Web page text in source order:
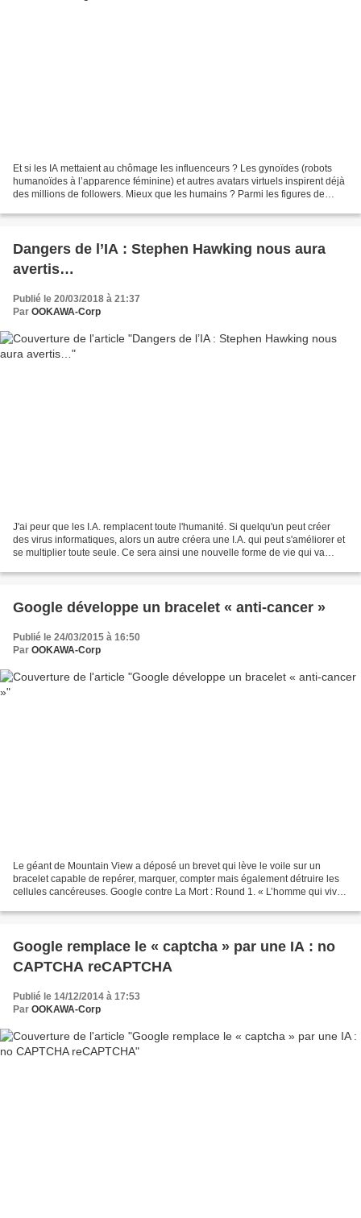
Et si les IA mettaient au chômage les influenceurs ? Les gynoïdes (robots
humanoïdes à l’apparence féminine) et autres avatars virtuels inspirent déjà
des millions de followers. Mieux que les humains ? Parmi les figures de
Dangers de l’IA : Stephen Hawking nous aura
avertis…
Publié le 20/03/2018 à 21:37
Par OOKAWA-Corp
J'ai peur que les I.A. remplacent toute l'humanité. Si quelqu'un peut créer
des virus informatiques, alors un autre créera une I.A. qui peut s'améliorer et
se multiplier toute seule. Ce sera ainsi une nouvelle forme de vie qui va
Google développe un bracelet « anti-cancer »
Publié le 24/03/2015 à 16:50
Par OOKAWA-Corp
Le géant de Mountain View a déposé un brevet qui lève le voile sur un
bracelet capable de repérer, marquer, compter mais également détruire les
cellules cancéreuses. Google contre La Mort : Round 1. « L’homme qui vivra
Google remplace le « captcha » par une IA : no
CAPTCHA reCAPTCHA
Publié le 14/12/2014 à 17:53
Par OOKAWA-Corp